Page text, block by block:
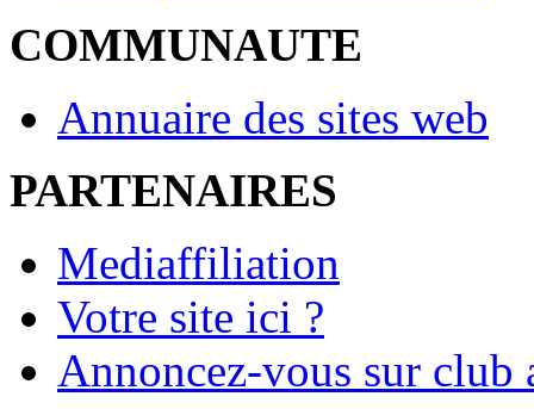
COMMUNAUTE
Annuaire des sites web
PARTENAIRES
Mediaffiliation
Votre site ici ?
Annoncez-vous sur